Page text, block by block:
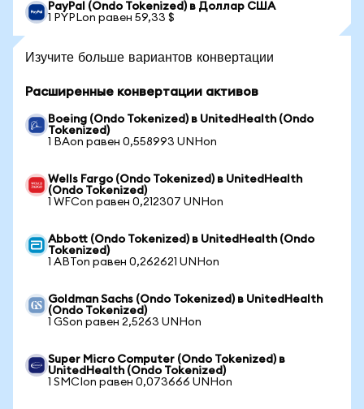
PayPal (Ondo Tokenized) в Доллар США
1 PYPLon равен 59,33 $
Изучите больше вариантов конвертации
Расширенные конвертации активов
Boeing (Ondo Tokenized) в UnitedHealth (Ondo
Tokenized)
1 BAon равен 0,558993 UNHon
Wells Fargo (Ondo Tokenized) в UnitedHealth
(Ondo Tokenized)
1 WFCon равен 0,212307 UNHon
Abbott (Ondo Tokenized) в UnitedHealth (Ondo
Tokenized)
1 ABTon равен 0,262621 UNHon
Goldman Sachs (Ondo Tokenized) в UnitedHealth
(Ondo Tokenized)
1 GSon равен 2,5263 UNHon
Super Micro Computer (Ondo Tokenized) в
UnitedHealth (Ondo Tokenized)
1 SMCIon равен 0,073666 UNHon